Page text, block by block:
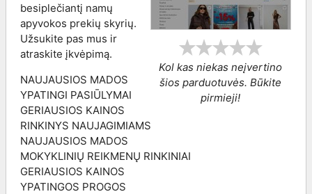
Kol kas niekas neįvertino
šios parduotuvės. Būkite
pirmieji!
besiplečiantį namų
apyvokos prekių skyrių.
Užsukite pas mus ir
atraskite įkvėpimą.
NAUJAUSIOS MADOS
YPATINGI PASIŪLYMAI
GERIAUSIOS KAINOS
RINKINYS NAUJAGIMIAMS
NAUJAUSIOS MADOS
MOKYKLINIŲ REIKMENŲ RINKINIAI
GERIAUSIOS KAINOS
YPATINGOS PROGOS